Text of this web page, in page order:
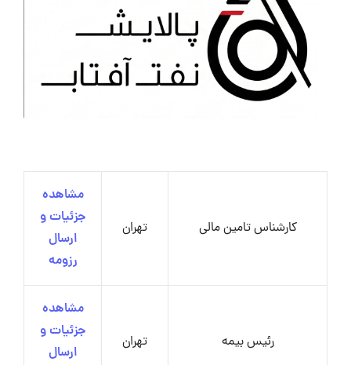
کارشناس تامین مالی تهران
مشاهده
جزئیات و
ارسال
رزومه
رئیس بیمه تهران
مشاهده
جزئیات و
ارسال